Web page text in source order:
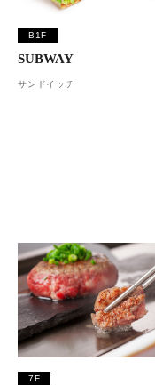
B1F
SUBWAY
サンドイッチ
7F